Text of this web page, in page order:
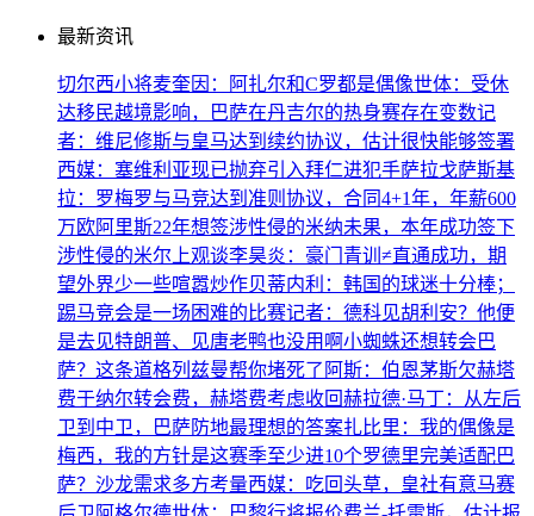
最新资讯
切尔西小将麦奎因：阿扎尔和C罗都是偶像世体：受休
达移民越境影响，巴萨在丹吉尔的热身赛存在变数记
者：维尼修斯与皇马达到续约协议，估计很快能够签署
西媒：塞维利亚现已抛弃引入拜仁进犯手萨拉戈萨斯基
拉：罗梅罗与马竞达到准则协议，合同4+1年，年薪600
万欧阿里斯22年想签涉性侵的米纳未果，本年成功签下
涉性侵的米尔 上观谈李昊炎：豪门青训≠直通成功，期
望外界少一些喧嚣炒作贝蒂内利：韩国的球迷十分棒；
踢马竞会是一场困难的比赛记者：德科见胡利安？他便
是去见特朗普、见唐老鸭也没用啊小蜘蛛还想转会巴
萨？这条道格列兹曼帮你堵死了 阿斯：伯恩茅斯欠赫塔
费于纳尔转会费，赫塔费考虑收回​赫拉德·马丁：从左后
卫到中卫，巴萨防地最理想的答案扎比里：我的偶像是
梅西，我的方针是这赛季至少进10个罗德里完美适配巴
萨？沙龙需求多方考量西媒：吃回头草，皇社有意马赛